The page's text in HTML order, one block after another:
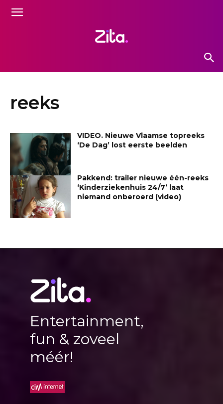
reeks
VIDEO. Nieuwe Vlaamse topreeks
‘De Dag’ lost eerste beelden
Pakkend: trailer nieuwe één-reeks
‘Kinderziekenhuis 24/7’ laat
niemand onberoerd (video)
Entertainment,
fun & zoveel
méér!